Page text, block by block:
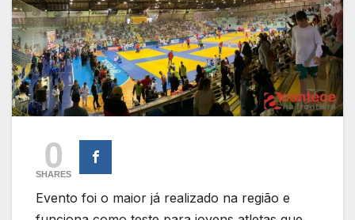
0
SHARES
Evento foi o maior já realizado na região e